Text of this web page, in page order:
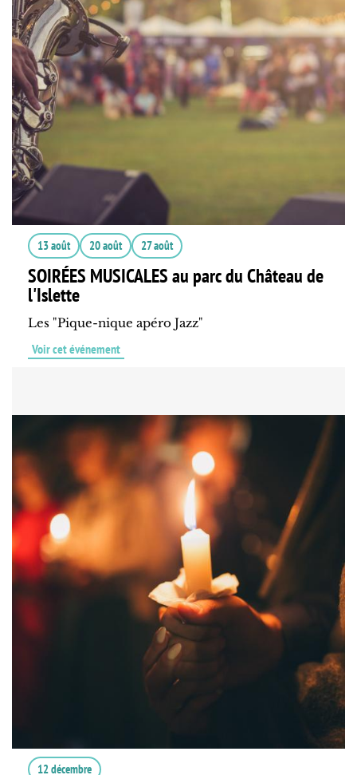
13 août 20 août 27 août
SOIRÉES MUSICALES au parc du Château de
l'Islette
Les "Pique-nique apéro Jazz"
Voir cet événement
12 décembre